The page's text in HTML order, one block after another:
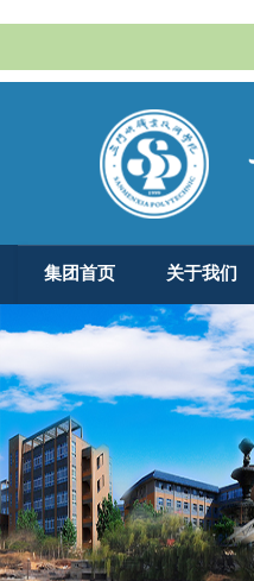
集团首页 关于我们